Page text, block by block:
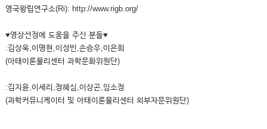
영국왕립연구소(Ri): http://www.rigb.org/
♥영상선정에 도움을 주신 분들♥
:김상욱,이명현,이성빈,손승우,이은희
(아태이론물리센터 과학문화위원단)
:김지윤,이세리,정혜심,이상곤,임소정
(과학커뮤니케이터 및 아태이론물리센터 외부자문위원단)